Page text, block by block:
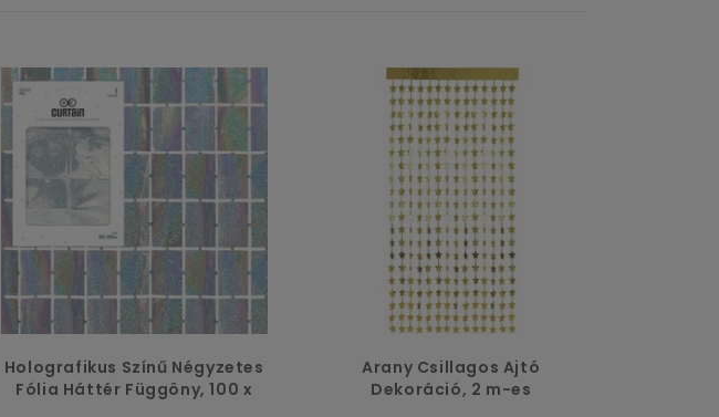
Holografikus Színű Négyzetes
Fólia Háttér Függöny, 100 x
Arany Csillagos Ajtó
Dekoráció, 2 m-es